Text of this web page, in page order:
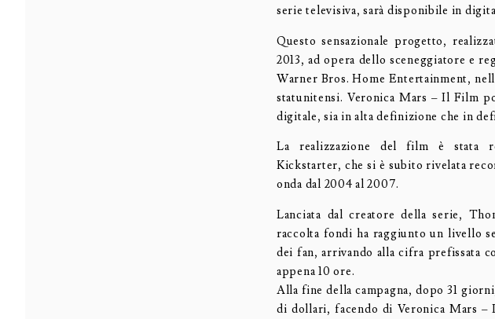
serie televisiva, sarà disponibile in
Questo sensazionale progetto,
2013, ad opera dello sceneggiatore e
Warner Bros. Home Entertainment,
statunitensi. Veronica Mars – Il Film
digitale, sia in alta definizione che in
La realizzazione del film è stata
Kickstarter, che si è subito rivelata
onda dal 2004 al 2007.
Lanciata dal creatore della serie,
raccolta fondi ha raggiunto un livello
dei fan, arrivando alla cifra prefissata
appena 10 ore.
Alla fine della campagna, dopo 31
di dollari, facendo di Veronica Mars